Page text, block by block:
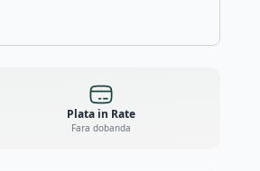
Plata in Rate
Fara dobanda